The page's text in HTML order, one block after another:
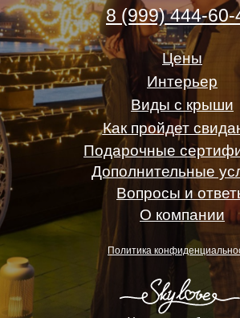
Политика
8 (999) 444-60-
Подарочные
Вопросы и
О компании
Виды с крыши
Интерьер
Цены
Дополнительные
Как пройдет